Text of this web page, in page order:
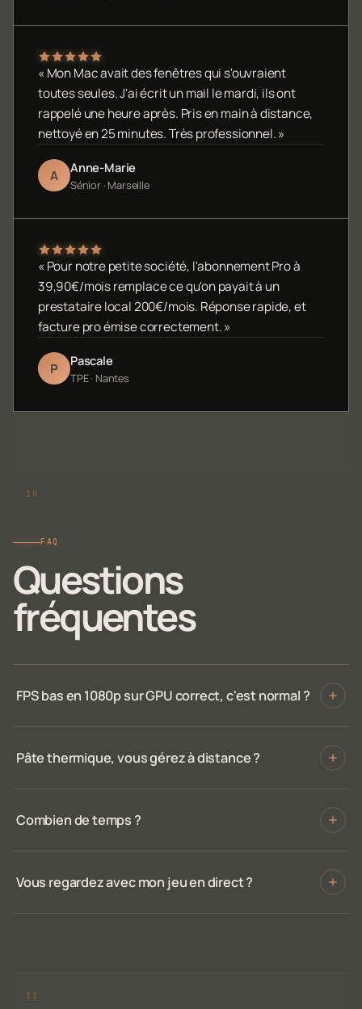
« Mon Mac avait des fenêtres qui s'ouvraient
toutes seules. J'ai écrit un mail le mardi, ils ont
rappelé une heure après. Pris en main à distance,
nettoyé en 25 minutes. Très professionnel. »
A Anne-Marie
Sénior · Marseille
« Pour notre petite société, l'abonnement Pro à
39,90€/mois remplace ce qu'on payait à un
prestataire local 200€/mois. Réponse rapide, et
facture pro émise correctement. »
P Pascale
TPE · Nantes
FAQ
Questions
fréquentes
FPS bas en 1080p sur GPU correct, c'est normal ?
Pâte thermique, vous gérez à distance ?
Combien de temps ?
Vous regardez avec mon jeu en direct ?